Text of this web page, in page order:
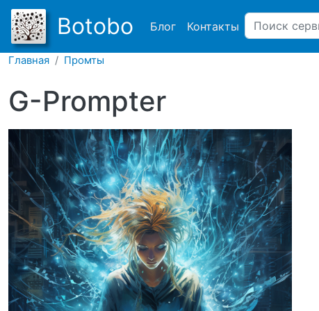
Botobo Main navigation
Блог Контакты
Главная Промты
G-Prompter